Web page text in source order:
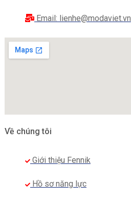
Email: lienhe@modaviet.vn
Về chúng tôi
Giới thiệu Fennik
Hồ sơ năng lực